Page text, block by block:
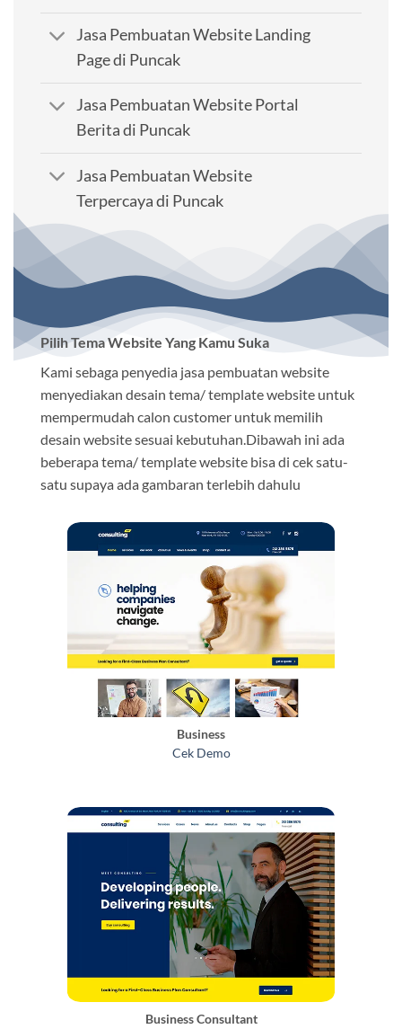
Jasa Pembuatan Website Landing
Page di Puncak
Jasa Pembuatan Website Portal
Berita di Puncak
Jasa Pembuatan Website
Terpercaya di Puncak
Pilih Tema Website Yang Kamu Suka
Kami sebaga penyedia jasa pembuatan website
menyediakan desain tema/ template website untuk
mempermudah calon customer untuk memilih
desain website sesuai kebutuhan.Dibawah ini ada
beberapa tema/ template website bisa di cek satu-
satu supaya ada gambaran terlebih dahulu
Business
Cek Demo
Business Consultant